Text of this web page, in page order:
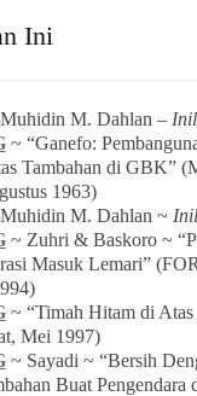
Ini
M. Dahlan –
~ “Ganefo:
Tambahan di GBK”
1963)
M. Dahlan ~
~ Zuhri & Baskoro ~
Masuk Lemari”
~ “Timah Hitam di Atas
Mei 1997)
~ Sayadi ~ “Bersih
Buat Pengendara